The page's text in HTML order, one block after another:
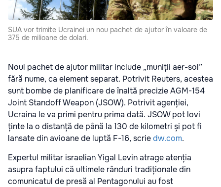
SUA vor trimite Ucrainei un nou pachet de ajutor în valoare de
375 de milioane de dolari.
Noul pachet de ajutor militar include „muniții aer-sol”
fără nume, ca element separat. Potrivit Reuters, acestea
sunt bombe de planificare de înaltă precizie AGM-154
Joint Standoff Weapon (JSOW). Potrivit agenției,
Ucraina le va primi pentru prima dată. JSOW pot lovi
ținte la o distanță de până la 130 de kilometri și pot fi
lansate din avioane de luptă F-16, scriedw.com.
Expertul militar israelian Yigal Levin atrage atenția
asupra faptului că ultimele rânduri tradiționale din
comunicatul de presă al Pentagonului au fost